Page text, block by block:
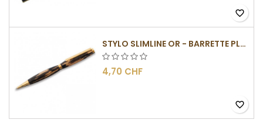
favorite_border
STYLO SLIMLINE OR - BARRETTE PLATE
4,70 CHF
favorite_border